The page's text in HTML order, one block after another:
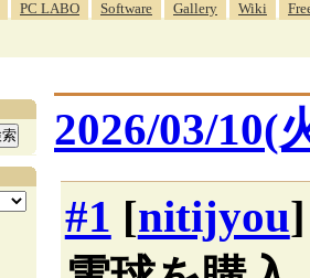
PC LABO Software Gallery Wiki
2026/03/10(
#1 [nitijyou